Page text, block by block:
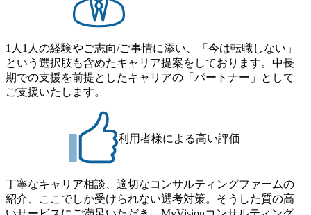
1人1人の経験やご志向/ご事情に添い、「今は転職しない」
という選択肢も含めたキャリア提案をしております。中長
期での支援を前提としたキャリアの「パートナー」として
ご支援いたします。
利用者様による高い評価
丁寧なキャリア相談、適切なコンサルティングファームの
紹介、ここでしか受けられない選考対策。そうした質の高